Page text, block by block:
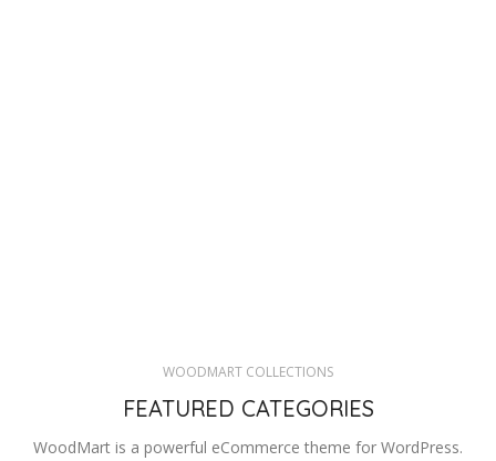
WOODMART COLLECTIONS
FEATURED CATEGORIES
WoodMart is a powerful eCommerce theme for WordPress.